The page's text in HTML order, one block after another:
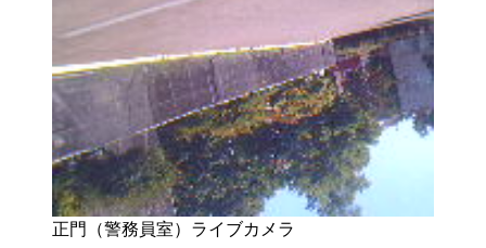
正門（警務員室）ライブカメラ